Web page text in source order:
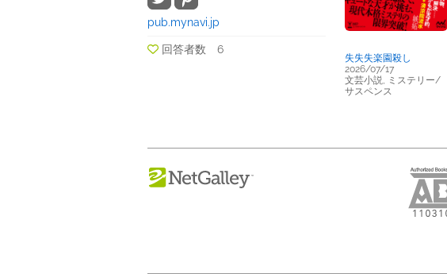
pub.mynavi.jp
回答者数 6
失失失楽園殺し
2026/07/17
文芸小説, ミステリー/
サスペンス